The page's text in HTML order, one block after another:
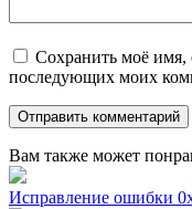
Сохранить моё имя,
последующих моих
Вам также может
Исправление ошибки